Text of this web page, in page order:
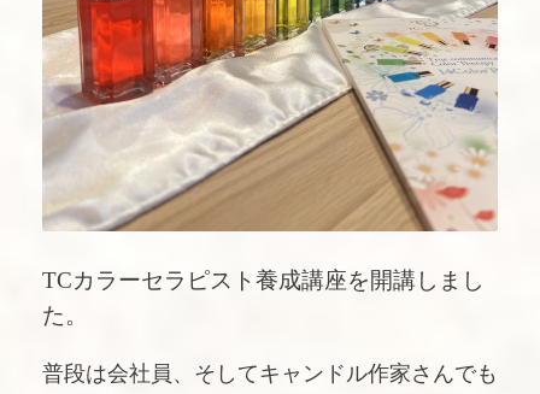
TCカラーセラピスト養成講座を開講しまし
た。
普段は会社員、そしてキャンドル作家さんでも